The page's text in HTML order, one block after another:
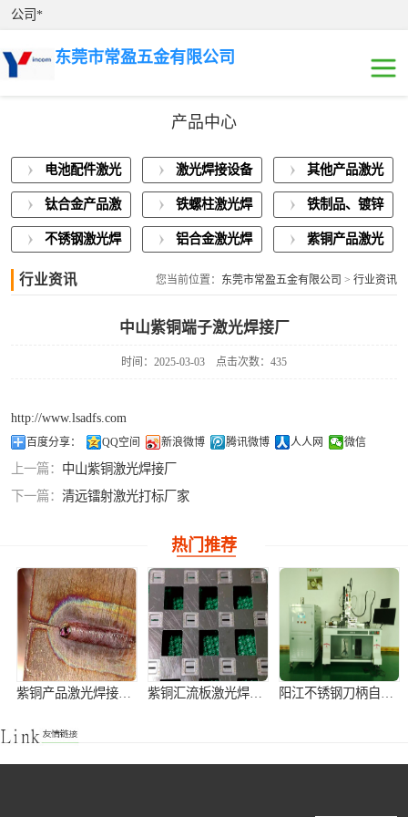
公司*
东莞市常盈五金有限公司
产品中心
电池配件激光
焊接
激光焊接设备
展示
其他产品激光
焊接
钛合金产品激
光焊接
铁螺柱激光焊
接加工
铁制品、镀锌
板激光焊接
不锈钢激光焊
铝合金激光焊
紫铜产品激光
行业资讯 您当前位置： 东莞市常盈五金有限公司 > 行业资讯
中山紫铜端子激光焊接厂
时间：2025-03-03 点击次数：435
http://www.lsadfs.com
百度分享： QQ空间 新浪微博 腾讯微博 人人网 微信
上一篇： 中山紫铜激光焊接厂
下一篇： 清远镭射激光打标厂家
热门推荐
紫铜产品激光焊接加工 紫铜汇流板激光焊接加工 阳江不锈钢刀柄自动激光焊接机
接
激光焊接设备展
示
其他产品激光焊
铝合金激光焊接
紫铜产品激光焊